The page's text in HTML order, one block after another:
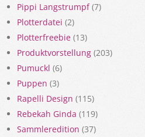
Pippi Langstrumpf(7)
Plotterdatei (2)
Plotterfreebie (13)
Produktvorstellung (203)
Pumuckl (6)
Puppen (3)
Rapelli Design (115)
Rebekah Ginda (119)
Sammleredition (37)